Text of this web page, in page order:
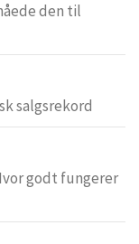
den til
salgsrekord
godt fungerer